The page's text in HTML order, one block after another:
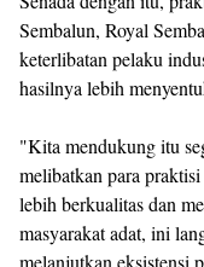
Sembalun, Royal
keterlibatan pelaku
hasilnya lebih
"Kita mendukung itu
melibatkan para
lebih berkualitas dan
masyarakat adat, ini
melanjutkan eksistensi